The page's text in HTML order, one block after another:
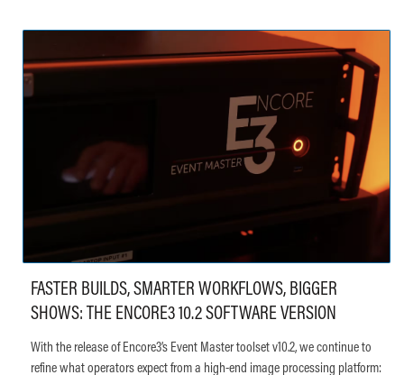
FASTER BUILDS, SMARTER WORKFLOWS, BIGGER
SHOWS: THE ENCORE3 10.2 SOFTWARE VERSION
With the release of Encore3’s Event Master toolset v10.2, we continue to
refine what operators expect from a high-end image processing platform: